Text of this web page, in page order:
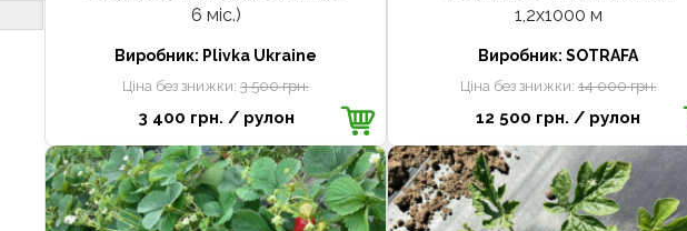
6 міс.)
Виробник: Plivka Ukraine
Ціна без знижки:3 500 грн.
3 400 грн. / рулон
1,2х1000 м
Виробник:SOTRAFA
Ціна без знижки:14 000 грн.
12 500 грн. / рулон